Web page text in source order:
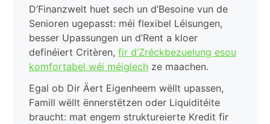
D’Finanzwelt huet sech un d’Besoine vun de
Senioren ugepasst: méi flexibel Léisungen,
besser Upassungen un d’Rent a kloer
definéiert Critèren, fir d’Zréckbezuelung esou
komfortabel wéi méiglech ze maachen.
Egal ob Dir Äert Eigenheem wëllt upassen,
Famill wëllt ënnerstëtzen oder Liquiditéite
braucht: mat engem struktureierte Kredit fir